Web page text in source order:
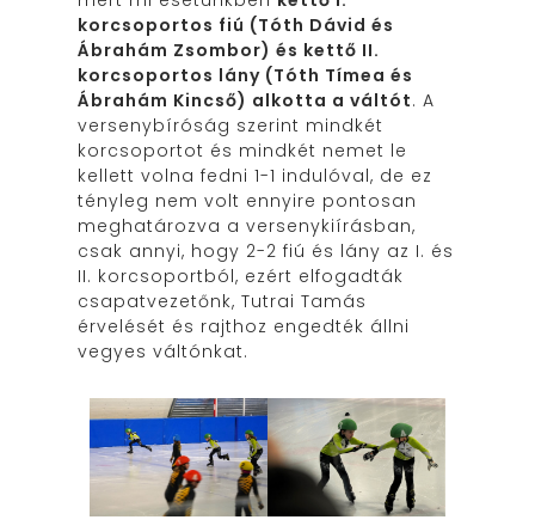
korcsoportos fiú (Tóth Dávid és
Ábrahám Zsombor) és kettő II.
korcsoportos lány (Tóth Tímea és
Ábrahám Kincső) alkotta a váltót. A
versenybíróság szerint mindkét
korcsoportot és mindkét nemet le
kellett volna fedni 1-1 indulóval, de ez
tényleg nem volt ennyire pontosan
meghatározva a versenykiírásban,
csak annyi, hogy 2-2 fiú és lány az I. és
II. korcsoportból, ezért elfogadták
csapatvezetőnk, Tutrai Tamás
érvelését és rajthoz engedték állni
vegyes váltónkat.